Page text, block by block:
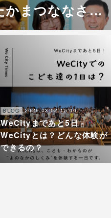
かまつななさ…
BLOG 2026.03.02 15:00
WeCityまであと5日 -
WeCityとは？どんな体験が
できるの？